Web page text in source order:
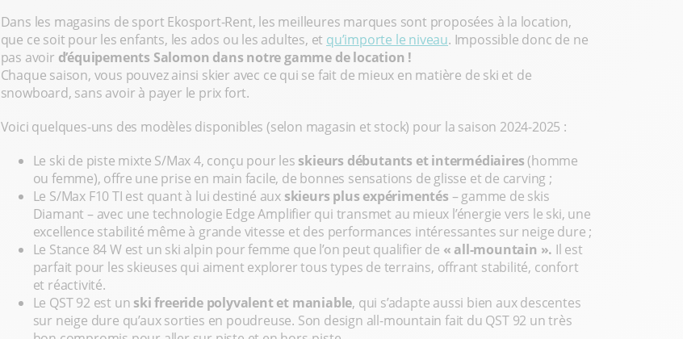
Dans les magasins de sport Ekosport-Rent, les meilleures marques sont proposées à la location,
que ce soit pour les enfants, les ados ou les adultes, et qu’importe le niveau. Impossible donc de ne
pas avoir d’équipements Salomon dans notre gamme de location !
Chaque saison, vous pouvez ainsi skier avec ce qui se fait de mieux en matière de ski et de
snowboard, sans avoir à payer le prix fort.
Voici quelques-uns des modèles disponibles (selon magasin et stock) pour la saison 2024-2025 :
Le ski de piste mixte S/Max 4, conçu pour les skieurs débutants et intermédiaires(homme
ou femme), offre une prise en main facile, de bonnes sensations de glisse et de carving ;
Le S/Max F10 TI est quant à lui destiné aux skieurs plus expérimentés – gamme de skis
Diamant – avec une technologie Edge Amplifier qui transmet au mieux l’énergie vers le ski, une
excellence stabilité même à grande vitesse et des performances intéressantes sur neige dure ;
Le Stance 84 W est un ski alpin pour femme que l’on peut qualifier de « all-mountain ». Il est
parfait pour les skieuses qui aiment explorer tous types de terrains, offrant stabilité, confort
et réactivité.
Le QST 92 est un ski freeride polyvalent et maniable, qui s’adapte aussi bien aux descentes
sur neige dure qu’aux sorties en poudreuse. Son design all-mountain fait du QST 92 un très